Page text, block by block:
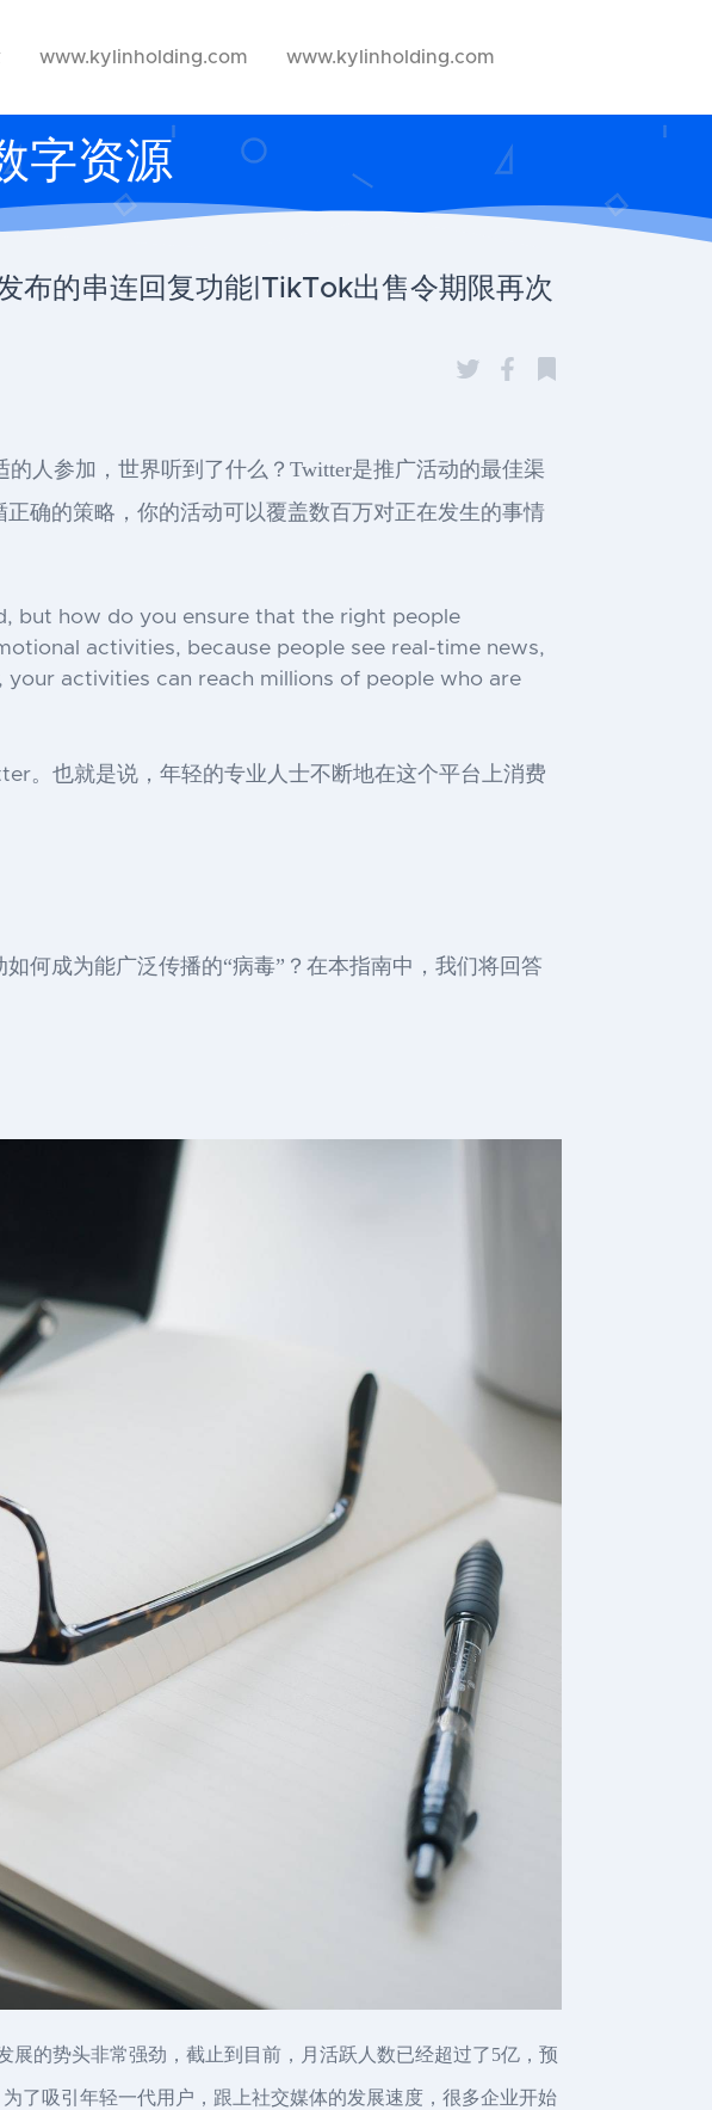
www.kylinholding.com www.kylinholding.com
字资源
的串连回复功能|TikTok出售令期限再次
人参加，世界听到了什么？Twitter是推广活动的最佳渠
确的策略，你的活动可以覆盖数百万对正在发生的事情
but how do you ensure that the right people
activities, because people see real-time news,
activities can reach millions of people who are
。也就是说，年轻的专业人士不断地在这个平台上消费
何成为能广泛传播的“病毒”？在本指南中，我们将回答
展的势头非常强劲，截止到目前，月活跃人数已经超过了5亿，预
了吸引年轻一代用户，跟上社交媒体的发展速度，很多企业开始